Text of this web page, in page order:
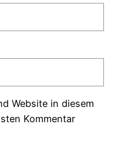
Website in diesem
Kommentar